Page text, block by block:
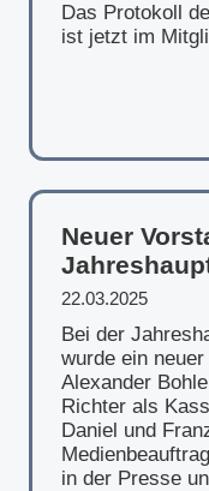
Das Protokoll
ist jetzt im
Neuer
22.03.2025
Bei der
wurde ein
Alexander
Richter als
Daniel und
in der Presse